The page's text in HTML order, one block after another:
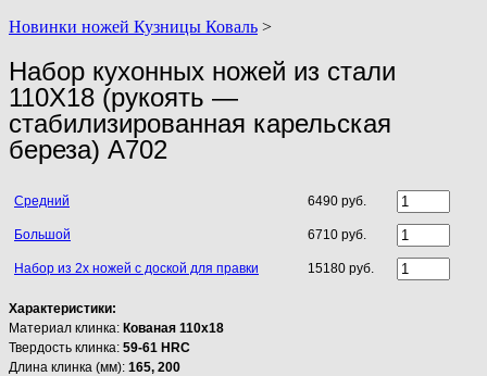
Новинки ножей Кузницы Коваль >
Набор кухонных ножей из стали
110Х18 (рукоять —
стабилизированная карельская
береза) A702
Средний 6490 руб.
Большой 6710 руб.
Набор из 2х ножей с доской для правки 15180 руб.
Характеристики:
Материал клинка: Кованая 110х18
Твердость клинка: 59-61 HRC
Длина клинка (мм): 165, 200